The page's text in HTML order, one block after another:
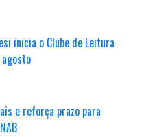
inicia o Clube de Leitura
e reforça prazo para